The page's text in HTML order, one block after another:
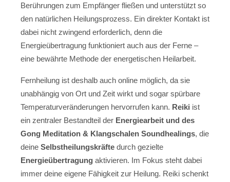
Berührungen zum Empfänger fließen und unterstützt so
den natürlichen Heilungsprozess. Ein direkter Kontakt ist
dabei nicht zwingend erforderlich, denn die
Energieübertragung funktioniert auch aus der Ferne –
eine bewährte Methode der energetischen Heilarbeit.
Fernheilung ist deshalb auch online möglich, da sie
unabhängig von Ort und Zeit wirkt und sogar spürbare
Temperaturveränderungen hervorrufen kann. Reiki ist
ein zentraler Bestandteil der Energiearbeit und des
Gong Meditation & Klangschalen Soundhealings, die
deine Selbstheilungskräfte durch gezielte
Energieübertragung aktivieren. Im Fokus steht dabei
immer deine eigene Fähigkeit zur Heilung. Reiki schenkt